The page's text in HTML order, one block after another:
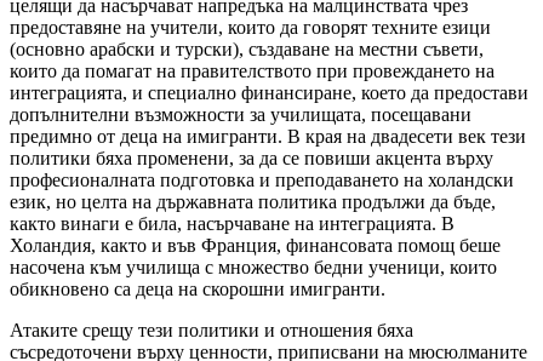
целящи да насърчават напредъка на малцинствата чрез
предоставяне на учители, които да говорят техните езици
(основно арабски и турски), създаване на местни съвети,
които да помагат на правителството при провеждането на
интеграцията, и специално финансиране, което да предостави
допълнителни възможности за училищата, посещавани
предимно от деца на имигранти. В края на двадесети век тези
политики бяха променени, за да се повиши акцента върху
професионалната подготовка и преподаването на холандски
език, но целта на държавната политика продължи да бъде,
както винаги е била, насърчаване на интеграцията. В
Холандия, както и във Франция, финансовата помощ беше
насочена към училища с множество бедни ученици, които
обикновено са деца на скорошни имигранти.
Атаките срещу тези политики и отношения бяха
съсредоточени върху ценности, приписвани на мюсюлманите